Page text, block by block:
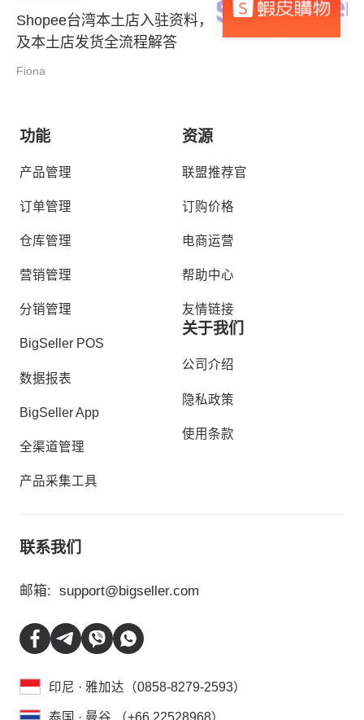
Shopee台湾本土店入驻资料，
及本土店发货全流程解答
Fiona
功能
产品管理
订单管理
仓库管理
营销管理
分销管理
BigSeller POS
数据报表
BigSeller App
全渠道管理
产品采集工具
资源
联盟推荐官
订购价格
电商运营
帮助中心
友情链接
关于我们
公司介绍
隐私政策
使用条款
联系我们
邮箱: support@bigseller.com
印尼 · 雅加达（0858-8279-2593）
泰国 · 曼谷 （+66 22528968）